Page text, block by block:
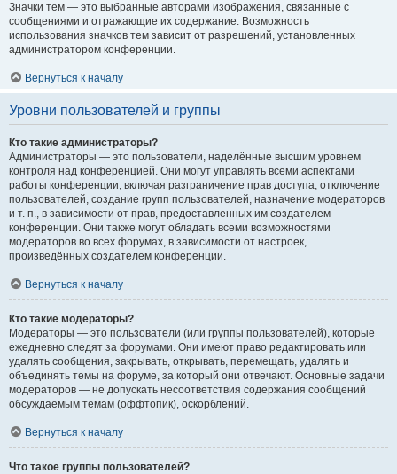
Значки тем — это выбранные авторами изображения, связанные с
сообщениями и отражающие их содержание. Возможность
использования значков тем зависит от разрешений, установленных
администратором конференции.
Вернуться к началу
Уровни пользователей и группы
Кто такие администраторы?
Администраторы — это пользователи, наделённые высшим уровнем
контроля над конференцией. Они могут управлять всеми аспектами
работы конференции, включая разграничение прав доступа, отключение
пользователей, создание групп пользователей, назначение модераторов
и т. п., в зависимости от прав, предоставленных им создателем
конференции. Они также могут обладать всеми возможностями
модераторов во всех форумах, в зависимости от настроек,
произведённых создателем конференции.
Вернуться к началу
Кто такие модераторы?
Модераторы — это пользователи (или группы пользователей), которые
ежедневно следят за форумами. Они имеют право редактировать или
удалять сообщения, закрывать, открывать, перемещать, удалять и
объединять темы на форуме, за который они отвечают. Основные задачи
модераторов — не допускать несоответствия содержания сообщений
обсуждаемым темам (оффтопик), оскорблений.
Вернуться к началу
Что такое группы пользователей?